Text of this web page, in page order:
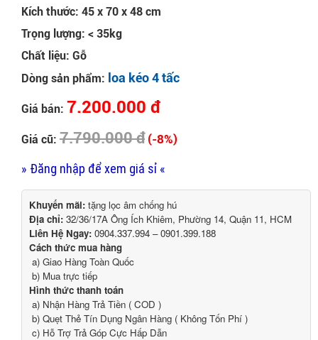
Kích thước: 45 x 70 x 48 cm
Trọng lượng: < 35kg
Chất liệu: Gỗ
Dòng sản phẩm: loa kéo 4 tấc
Giá bán: 7.200.000 đ
Giá cũ: 7.790.000 đ (-8%)
» Đăng nhập để xem giá sỉ «
Khuyến mãi: tặng lọc âm chống hú
Địa chỉ: 32/36/17A Ông Ích Khiêm, Phường 14, Quận 11, HCM
Liên Hệ Ngay: 0904.337.994 – 0901.399.188
Cách thức mua hàng
a) Giao Hàng Toàn Quốc
b) Mua trực tiếp
Hình thức thanh toán
a) Nhận Hàng Trả Tiền ( COD )
b) Quẹt Thẻ Tín Dụng Ngân Hàng ( Không Tốn Phí )
c) Hỗ Trợ Trả Góp Cực Hấp Dẫn